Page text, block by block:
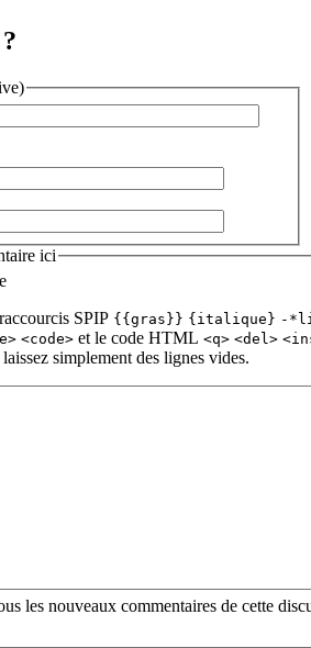
ici
SPIP {{gras}} {italique} -
<code> et le code HTML <q> <del>
simplement des lignes vides.
les nouveaux commentaires de cette